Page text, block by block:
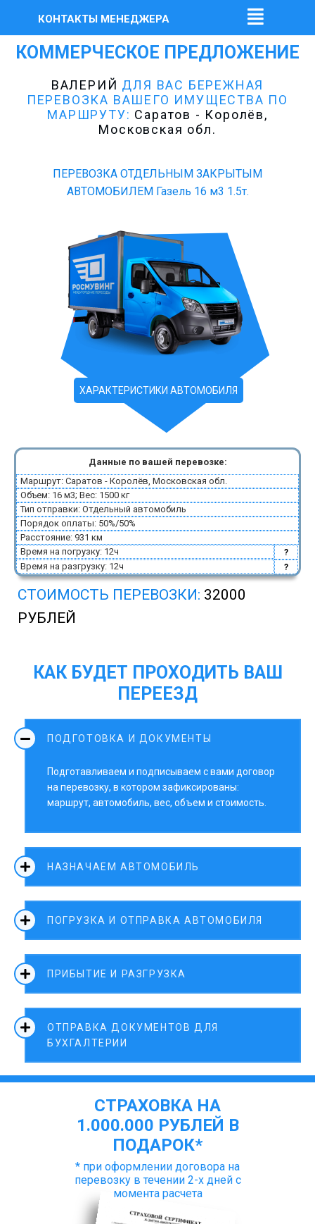
КОНТАКТЫ МЕНЕДЖЕРА
КОММЕРЧЕСКОЕ ПРЕДЛОЖЕНИЕ
ВАЛЕРИЙ ДЛЯ ВАС БЕРЕЖНАЯ
ПЕРЕВОЗКА ВАШЕГО ИМУЩЕСТВА ПО
МАРШРУТУ: Саратов - Королёв,
Московская обл.
ПЕРЕВОЗКА ОТДЕЛЬНЫМ ЗАКРЫТЫМ
АВТОМОБИЛЕМ Газель 16 м3 1.5т.
ХАРАКТЕРИСТИКИ АВТОМОБИЛЯ
Данные по вашей перевозке:
Маршрут: Саратов - Королёв, Московская обл.
Объем: 16 м3; Вес: 1500 кг
Тип отправки: Отдельный автомобиль
Порядок оплаты: 50%/50%
Расстояние: 931 км
Время на погрузку: 12ч
?
Время на разгрузку: 12ч ?
СТОИМОСТЬ ПЕРЕВОЗКИ: 32000
РУБЛЕЙ
КАК БУДЕТ ПРОХОДИТЬ ВАШ
ПЕРЕЕЗД
ПОДГОТОВКА И ДОКУМЕНТЫ
Подготавливаем и подписываем с вами договор
на перевозку, в котором зафиксированы:
маршрут, автомобиль, вес, объем и стоимость.
НАЗНАЧАЕМ АВТОМОБИЛЬ
ПОГРУЗКА И ОТПРАВКА АВТОМОБИЛЯ
ПРИБЫТИЕ И РАЗГРУЗКА
ОТПРАВКА ДОКУМЕНТОВ ДЛЯ
БУХГАЛТЕРИИ
СТРАХОВКА НА
1.000.000 РУБЛЕЙ В
ПОДАРОК*
* при оформлении договора на
перевозку в течении 2-х дней с
момента расчета